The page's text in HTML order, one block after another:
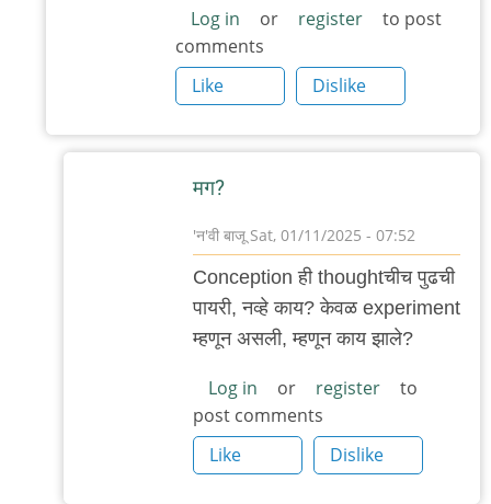
by
'न'वी
बाजू
Log in or register
to post
comments
Like
Dislike
मग?
'न'वी बाजूSat, 01/11/2025 - 07:52
In
reply
श्रोडिंजरच्या
मांजरीची
by
anant_yaatree
Conception ही thoughtचीच पुढची
पायरी, नव्हे काय? केवळ experiment
म्हणून असली, म्हणून काय झाले?
Log in or register
to
post comments
Like
Dislike